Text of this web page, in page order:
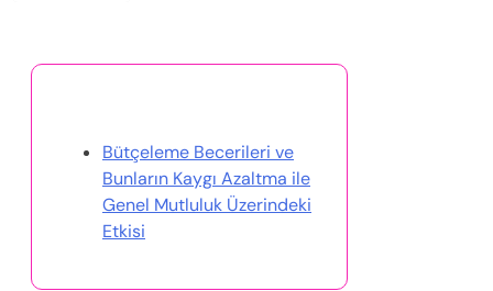
Bütçeleme Becerileri ve
Bunların Kaygı Azaltma ile
Genel Mutluluk Üzerindeki
Etkisi